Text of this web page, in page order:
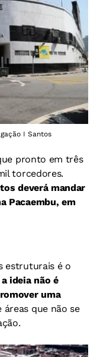
I Santos
pronto em três
torcedores.
deverá mandar
Pacaembu, em
estruturais é o
ideia não é
uma
que não se